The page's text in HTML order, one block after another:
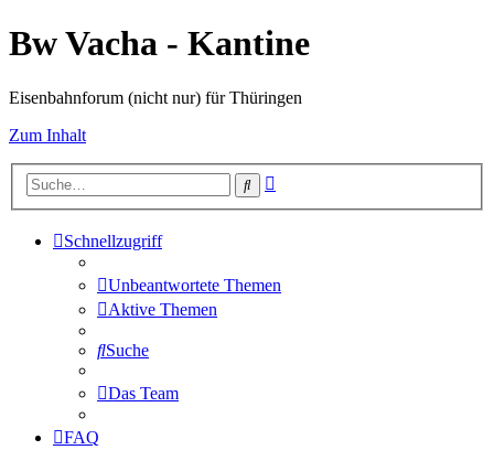
Bw Vacha - Kantine
Eisenbahnforum (nicht nur) für Thüringen
Zum Inhalt
Suche
Schnellzugriff
Unbeantwortete Themen
Aktive Themen
Suche
Das Team
FAQ